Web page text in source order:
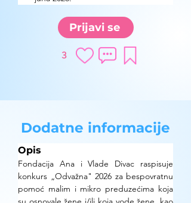
Prijavi se
3
Dodatne informacije
Opis
Fondacija Ana i Vlade Divac raspisuje
konkurs „Odvažna" 2026 za bespovratnu
pomoć malim i mikro preduzećima koja